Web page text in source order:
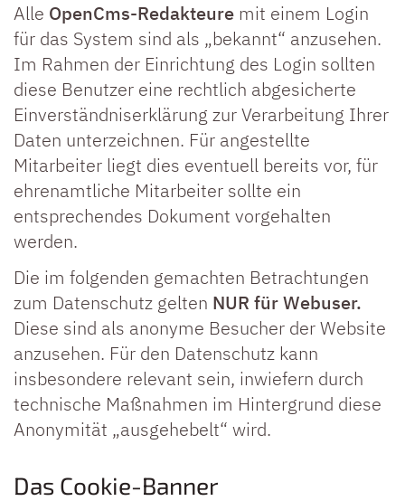
Alle OpenCms-Redakteure mit einem Login
für das System sind als „bekannt“ anzusehen.
Im Rahmen der Einrichtung des Login sollten
diese Benutzer eine rechtlich abgesicherte
Einverständniserklärung zur Verarbeitung Ihrer
Daten unterzeichnen. Für angestellte
Mitarbeiter liegt dies eventuell bereits vor, für
ehrenamtliche Mitarbeiter sollte ein
entsprechendes Dokument vorgehalten
werden.
Die im folgenden gemachten Betrachtungen
zum Datenschutz gelten NUR für Webuser.
Diese sind als anonyme Besucher der Website
anzusehen. Für den Datenschutz kann
insbesondere relevant sein, inwiefern durch
technische Maßnahmen im Hintergrund diese
Anonymität „ausgehebelt“ wird.
Das Cookie-Banner